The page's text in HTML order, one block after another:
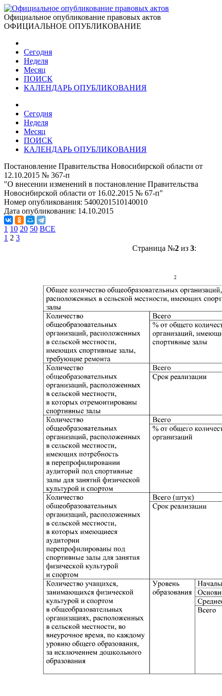
Официальное опубликование правовых актов
ОФИЦИАЛЬНОЕ ОПУБЛИКОВАНИЕ
Сегодня
Неделя
Месяц
ПОИСК
КАЛЕНДАРЬ ОПУБЛИКОВАНИЯ
Сегодня
Неделя
Месяц
ПОИСК
КАЛЕНДАРЬ ОПУБЛИКОВАНИЯ
Постановление Правительства Новосибирской области от
12.10.2015 № 367-п
"О внесении изменений в постановление Правительства
Новосибирской области от 16.02.2015 № 67-п"
Номер опубликования: 5400201510140010
Дата опубликования: 14.10.2015
1 10 20 50 ВСЕ
1 2 3
Страница №2из 3: